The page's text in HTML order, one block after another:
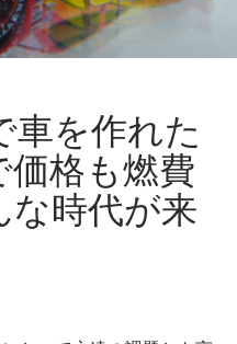
車を作れた
価格も燃費
な時代が来